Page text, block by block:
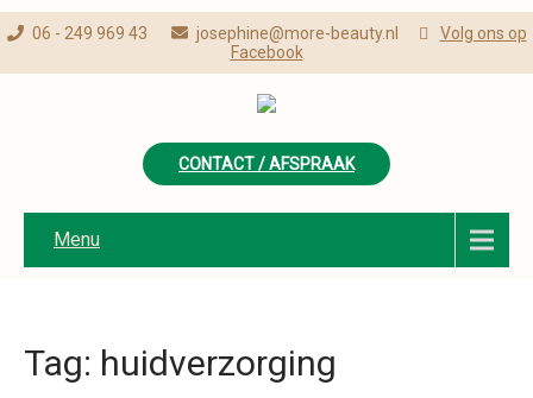
06 - 249 969 43 josephine@more-beauty.nl
Volg ons op
Facebook
CONTACT / AFSPRAAK
Menu
Tag: huidverzorging